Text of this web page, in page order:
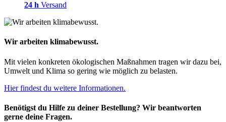
24 h Versand
Wir arbeiten klimabewusst.
Mit vielen konkreten ökologischen Maßnahmen tragen wir dazu bei,
Umwelt und Klima so gering wie möglich zu belasten.
Hier findest du weitere Informationen.
Benötigst du Hilfe zu deiner Bestellung? Wir beantworten
gerne deine Fragen.